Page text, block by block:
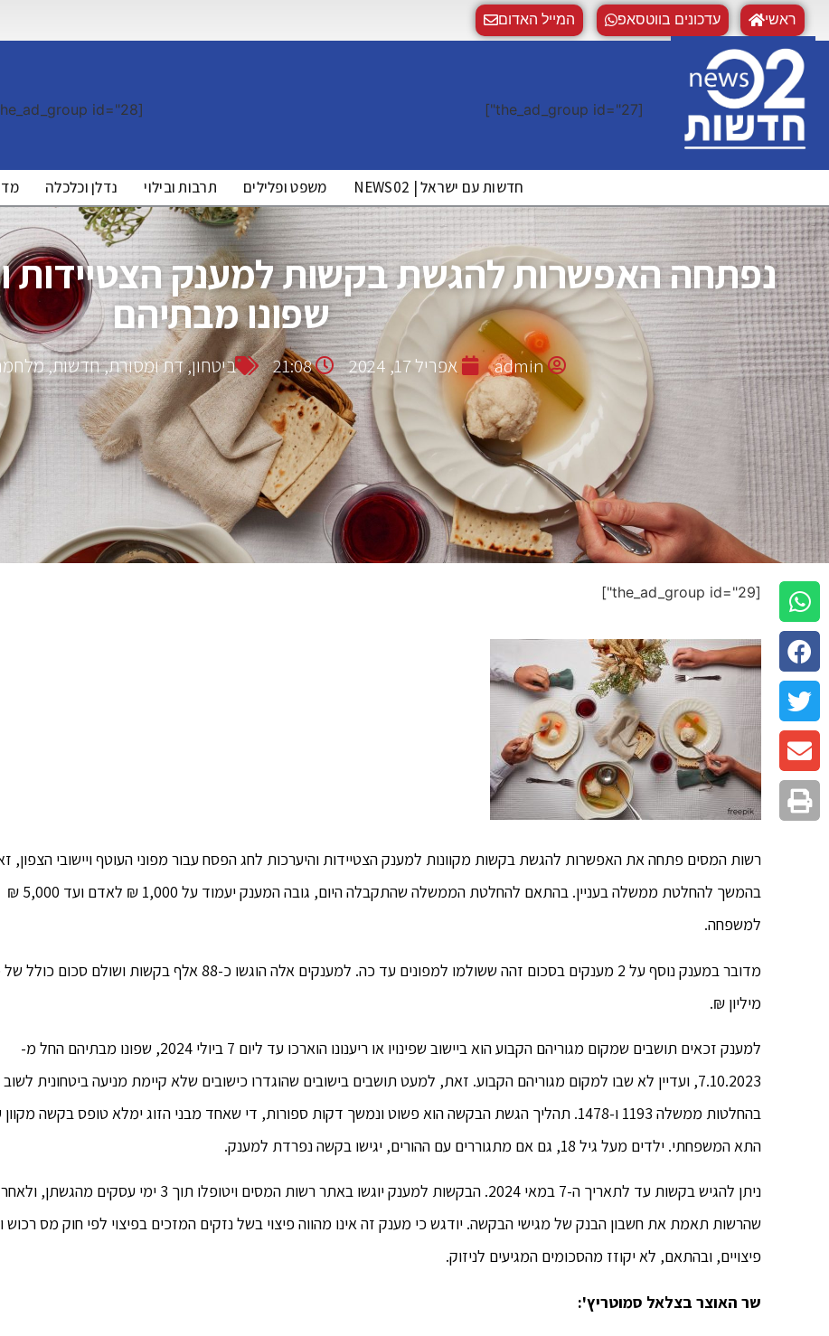
ראשי עדכונים בווטסאפ המייל האדום
[the_ad_group id="27"]
[the_ad_group id="28"]
חדשות עם ישראל | NEWS02 משפט ופלילים תרבות ובילוי נדלן וכלכלה
נפתחה האפשרות להגשת בקשות למענק הצטיידות
שפונו מבתיהם
admin אפריל 17, 2024 21:08 ביטחון,דת ומסורת,חדשות,
[the_ad_group id="29"]
רשות המסים פתחה את האפשרות להגשת בקשות מקוונות למענק הצטיידות והיערכות לחג הפסח עבור מפוני העוטף ויישובי הצפון,
בהמשך להחלטת ממשלה בעניין. בהתאם להחלטת הממשלה שהתקבלה היום, גובה המענק יעמוד על 1,000 ₪ לאדם ועד 5,000 ₪
למשפחה.
מיליון ₪.
למענק זכאים תושבים שמקום מגוריהם הקבוע הוא ביישוב שפינויו או ריענונו הוארכו עד ליום 7 ביולי 2024, שפונו מבתיהם החל מ-
7.10.2023, ועדיין לא שבו למקום מגוריהם הקבוע. זאת, למעט תושבים בישובים שהוגדרו כישובים שלא קיימת מניעה ביטחונית
בהחלטות ממשלה 1193 ו-1478. תהליך הגשת הבקשה הוא פשוט ונמשך דקות ספורות, די שאחד מבני הזוג ימלא טופס בקשה
התא המשפחתי. ילדים מעל גיל 18, גם אם מתגוררים עם ההורים, יגישו בקשה נפרדת למענק.
ניתן להגיש בקשות עד לתאריך ה-7 במאי 2024. הבקשות למענק יוגשו באתר רשות המסים ויטופלו תוך 3 ימי עסקים מהגשתן, ולאחר
שהרשות תאמת את חשבון הבנק של מגישי הבקשה. יודגש כי מענק זה אינו מהווה פיצוי בשל נזקים המזכים בפיצוי לפי חוק מס רכוש
פיצויים, ובהתאם, לא יקוזז מהסכומים המגיעים לניזוק.
שר האוצר בצלאל סמוטריץ':